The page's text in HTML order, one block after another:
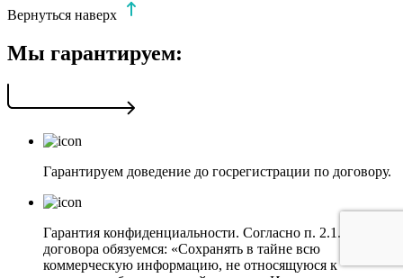
Вернуться наверх
Мы гарантируем:
Гарантируем доведение до госрегистрации по договору.
Гарантия конфиденциальности. Согласно п. 2.1.3
договора обязуемся: «Сохранять в тайне всю
коммерческую информацию, не относящуюся к